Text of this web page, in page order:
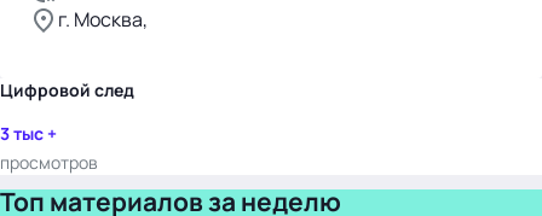
г. Москва,
Цифровой след
3 тыс +
просмотров
Топ материалов за неделю